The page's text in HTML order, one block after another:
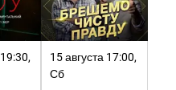
15 августа 17:00,
Сб